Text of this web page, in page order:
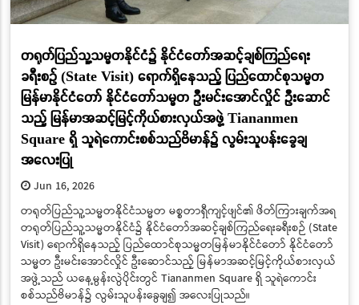
တရုတ်ပြည်သူ့သမ္မတနိုင်ငံ၌ နိုင်ငံတော်အဆင့်ချစ်ကြည်ရေး
ခရီးစဉ် (State Visit) ရောက်ရှိနေသည့် ပြည်ထောင်စုသမ္မတ
မြန်မာနိုင်ငံတော် နိုင်ငံတော်သမ္မတ ဦးမင်းအောင်လှိုင် ဦးဆောင်
သည့် မြန်မာအဆင့်မြင့်ကိုယ်စားလှယ်အဖွဲ့ Tiananmen
Square ရှိ သူရဲကောင်းစစ်သည်ဗိမာန်၌ လွမ်းသူပန်းခွေချ
အလေးပြု
Jun 16, 2026
တရုတ်ပြည်သူ့သမ္မတနိုင်ငံသမ္မတ မစ္စတာရှီကျင့်ဖျင်၏ ဖိတ်ကြားချက်အရ
တရုတ်ပြည်သူ့သမ္မတနိုင်ငံ၌ နိုင်ငံတော်အဆင့်ချစ်ကြည်ရေးခရီးစဉ် (State
Visit) ရောက်ရှိနေသည့် ပြည်ထောင်စုသမ္မတမြန်မာနိုင်ငံတော် နိုင်ငံတော်
သမ္မတ ဦးမင်းအောင်လှိုင် ဦးဆောင်သည့် မြန်မာအဆင့်မြင့်ကိုယ်စားလှယ်
အဖွဲ့သည် ယနေ့မွန်းလွဲပိုင်းတွင် Tiananmen Square ရှိ သူရဲကောင်း
စစ်သည်ဗိမာန်၌ လွမ်းသူပန်းခွေချ၍ အလေးပြုသည်။